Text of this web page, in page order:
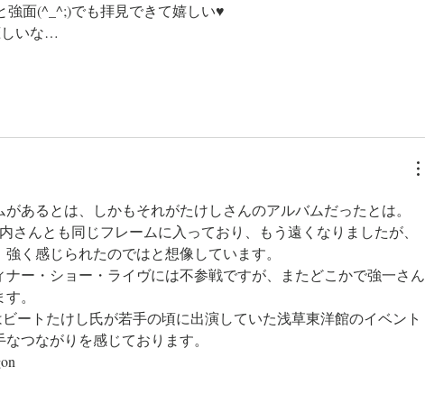
強面(^_^;)でも拝見できて嬉しい♥️
しいな…
あるとは、しかもそれがたけしさんのアルバムだったとは。
さんとも同じフレームに入っており、もう遠くなりましたが、
く感じられたのではと想像しています。
ー・ショー・ライヴには不参戦ですが、またどこかで強一さん
。
ートたけし氏が若手の頃に出演していた浅草東洋館のイベント
つながりを感じております。